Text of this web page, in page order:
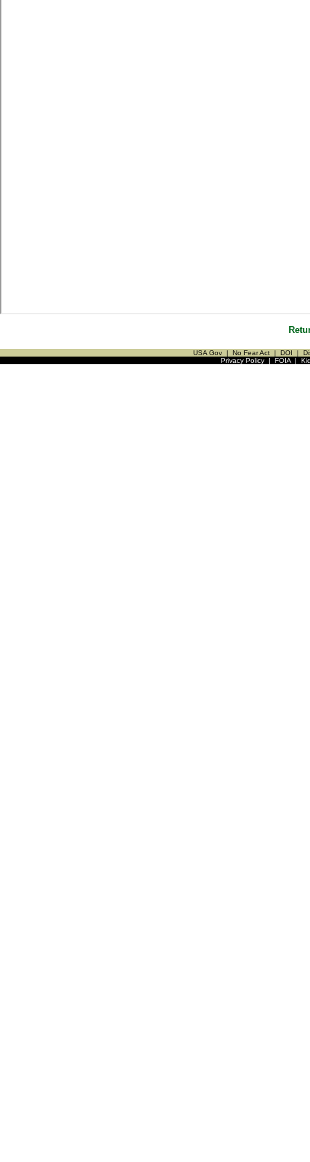
USA Gov | No Fear Act | DOI |
Privacy Policy| FOIA|